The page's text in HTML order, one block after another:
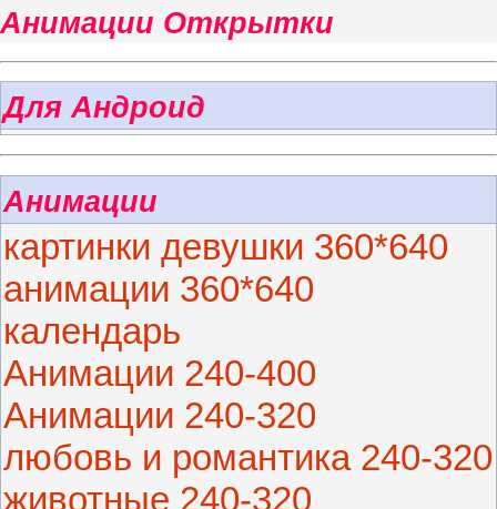
Анимации Открытки
Для Андроид
Анимации
картинки девушки 360*640
анимации 360*640
календарь
Анимации 240-400
Анимации 240-320
любовь и романтика 240-320
животные 240-320